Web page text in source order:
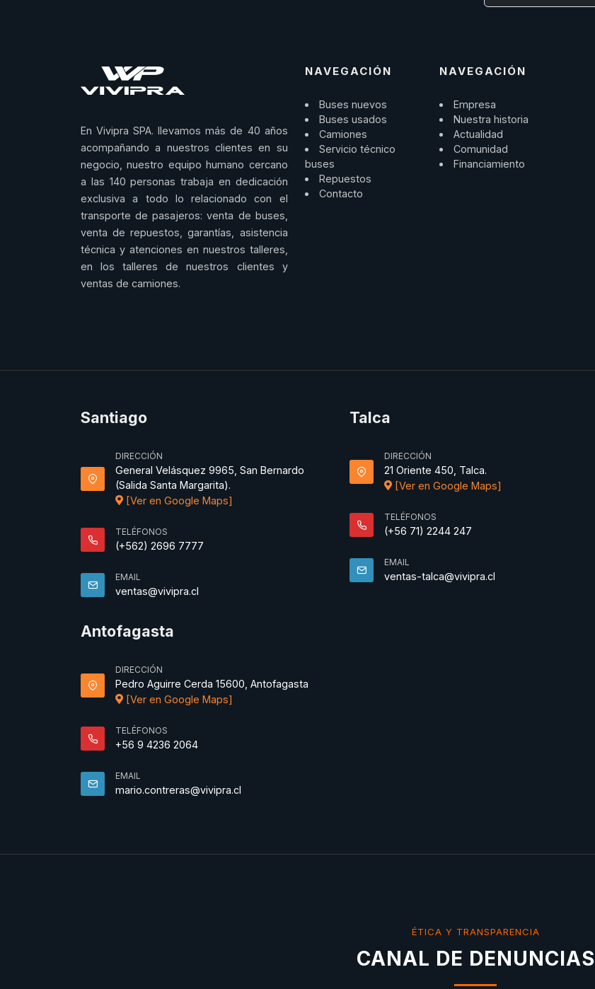
En Vivipra SPA. llevamos más de 40 años
acompañando a nuestros clientes en su
negocio, nuestro equipo humano cercano
a las 140 personas trabaja en dedicación
exclusiva a todo lo relacionado con el
transporte de pasajeros: venta de buses,
venta de repuestos, garantías, asistencia
técnica y atenciones en nuestros talleres,
en los talleres de nuestros clientes y
ventas de camiones.
NAVEGACIÓN
Buses nuevos
Buses usados
Camiones
Servicio técnico
buses
Repuestos
Contacto
NAVEGACIÓN
Empresa
Nuestra historia
Actualidad
Comunidad
Financiamiento
Santiago
DIRECCIÓN
General Velásquez 9965, San Bernardo
(Salida Santa Margarita).
[Ver en Google Maps]
TELÉFONOS
(+562) 2696 7777
EMAIL
ventas@vivipra.cl
Talca
DIRECCIÓN
21 Oriente 450, Talca.
[Ver en Google Maps]
TELÉFONOS
(+56 71) 2244 247
EMAIL
ventas-talca@vivipra.cl
Antofagasta
DIRECCIÓN
Pedro Aguirre Cerda 15600, Antofagasta
[Ver en Google Maps]
TELÉFONOS
+56 9 4236 2064
EMAIL
mario.contreras@vivipra.cl
ÉTICA Y TRANSPARENCIA
CANAL DE DENUNCIAS